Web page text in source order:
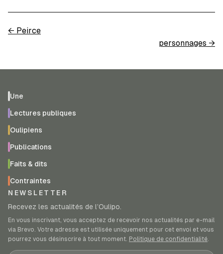
← Peirce
personnages →
Une
Lectures publiques
Oulipiens
Publications
Faits & dits
Contraintes
NEWSLETTER
Recevez les actualités de l’Oulipo.
En vous inscrivant, vous acceptez de recevoir nos actualités par e-mail
via Brevo. Votre adresse est utilisée uniquement pour cet envoi et vous
pourrez vous désinscrire à tout moment. Politique de confidentialité.